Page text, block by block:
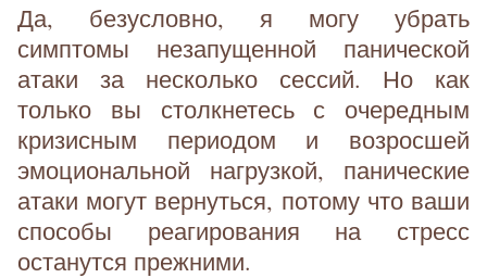
Да, безусловно, я могу убрать
симптомы незапущенной панической
атаки за несколько сессий. Но как
только вы столкнетесь с очередным
кризисным периодом и возросшей
эмоциональной нагрузкой, панические
атаки могут вернуться, потому что ваши
способы реагирования на стресс
останутся прежними.